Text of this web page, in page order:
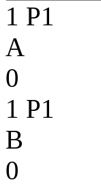
1 P1
A
0
1 P1
B
0